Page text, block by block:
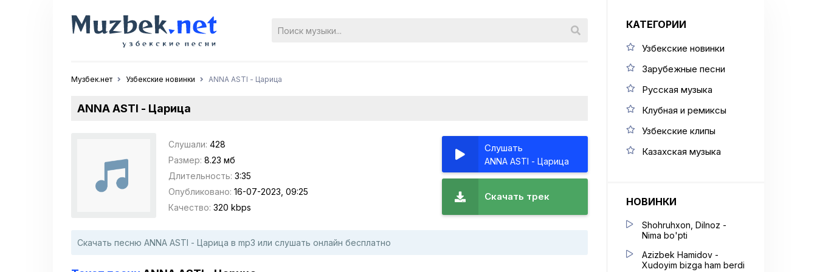
Музбек.нет Узбекские новинки ANNA ASTI - Царица
ANNA ASTI - Царица
Слушали: 428
Размер: 8.23 мб
Длительность: 3:35
Опубликовано: 16-07-2023, 09:25
Качество: 320 kbps
Слушать
ANNA ASTI - Царица
Скачать трек
Скачать песню ANNA ASTI - Царица в mp3 или слушать онлайн бесплатно
КАТЕГОРИИ
Узбекские новинки
Зарубежные песни
Русская музыка
Клубная и ремиксы
Узбекские клипы
Казахская музыка
НОВИНКИ
Shohruhxon, Dilnoz -
Nima bo'pti
Azizbek Hamidov -
Xudoyim bizga ham berdi